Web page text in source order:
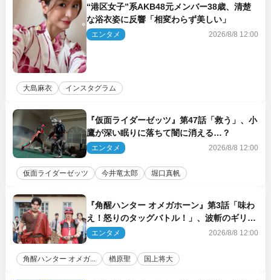
“港区女子”系AKB48元メンバー38歳、清楚
な浴衣姿に反響「相変わらず美しい」
エンタメ 2026/8/8 12:00
大島麻衣 インスタグラム
『仮面ライダーゼッツ』第47話「救う」、小
鷹が深い眠りに落ちて闇に消える…？
エンタメ 2026/8/8 12:00
仮面ライダーゼッツ 今井竜太郎 堀口真帆
『角醒ハンター オメガホーン』第3話「味わ
え！怒りのタッグバトル！」、波斬のギリコ
がハンターバトルを挑んできた！
エンタメ 2026/8/8 12:00
角醒ハンター オメガ... 楢原聖 国上将大